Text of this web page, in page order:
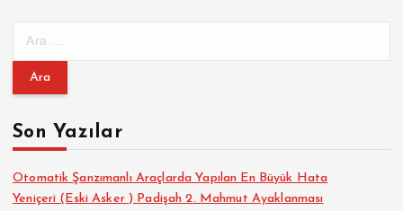
m
:Son Yazılar
Otomatik Şanzımanlı Araçlarda Yapılan En Büyük Hata
Yeniçeri (Eski Asker ) Padişah 2. Mahmut Ayaklanması